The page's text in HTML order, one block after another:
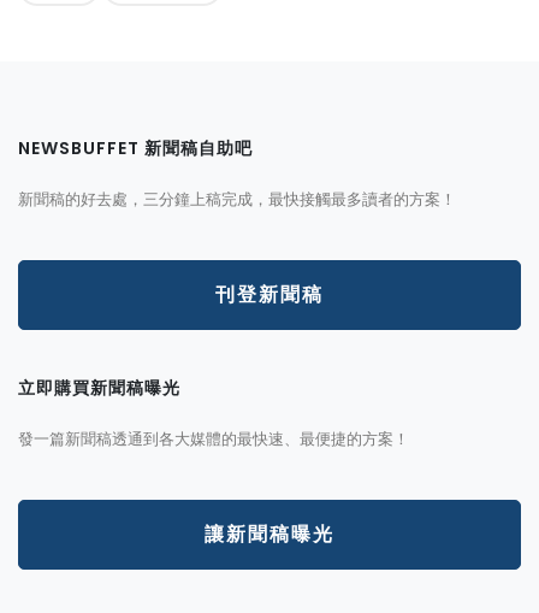
NEWSBUFFET 新聞稿自助吧
新聞稿的好去處，三分鐘上稿完成，最快接觸最多讀者的方案！
刊登新聞稿
立即購買新聞稿曝光
發一篇新聞稿透通到各大媒體的最快速、最便捷的方案！
讓新聞稿曝光